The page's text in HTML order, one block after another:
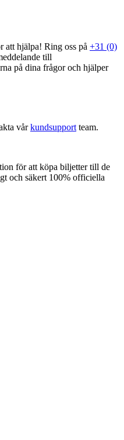
att hjälpa! Ring oss på +31 (0)
till
på dina frågor och hjälper
vårkundsupport team.
för att köpa biljetter till de
och säkert 100% officiella